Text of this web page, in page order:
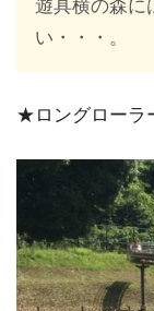
遊具横の森に
い・・・。
★ロングローラ